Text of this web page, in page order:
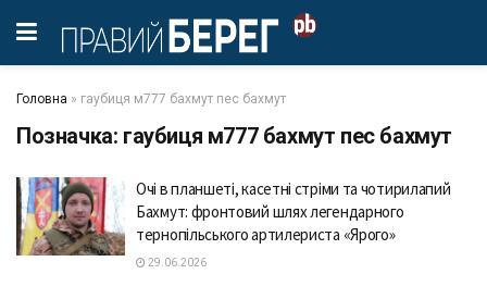
Головна » гаубиця м777 бахмут пес бахмут
Позначка: гаубиця м777 бахмут пес бахмут
Очі в планшеті, касетні стріми та чотирилапий
Бахмут: фронтовий шлях легендарного
тернопільського артилериста «Ярого»
29.06.2026